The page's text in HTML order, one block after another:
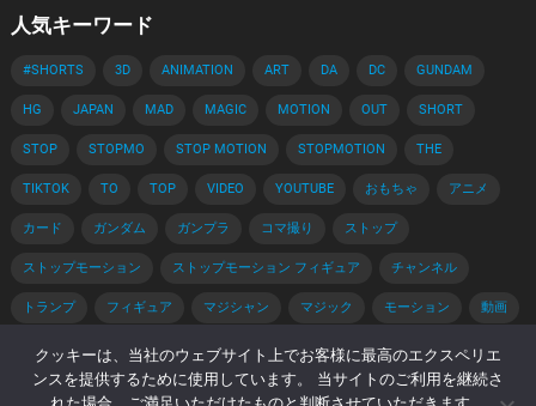
人気キーワード
#SHORTS 3D ANIMATION ART DA DC GUNDAM
HG JAPAN MAD MAGIC MOTION OUT SHORT
STOP STOPMO STOP MOTION STOPMOTION THE
TIKTOK TO TOP VIDEO YOUTUBE おもちゃ アニメ
カード ガンダム ガンプラ コマ撮り ストップ
ストップモーション ストップモーション フィギュア チャンネル
トランプ フィギュア マジシャン マジック モーション 動画
手品 手品 種明かし 種明かし 簡単 解説
クッキーは、当社のウェブサイト上でお客様に最高のエクスペリエ
ンスを提供するために使用しています。 当サイトのご利用を継続さ